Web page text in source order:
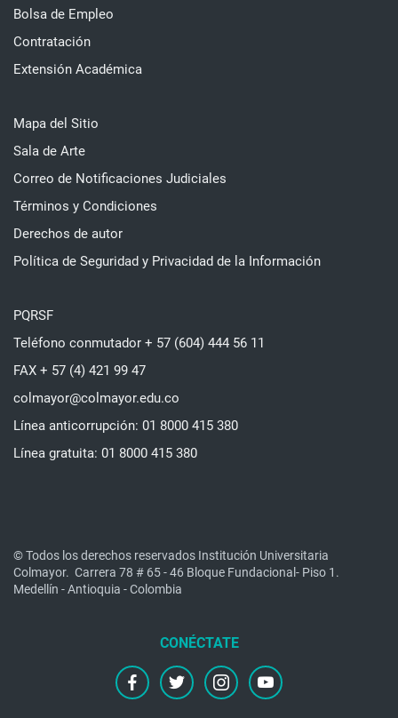
Bolsa de Empleo
Contratación
Extensión Académica
Mapa del Sitio
Sala de Arte
Correo de Notificaciones Judiciales
Términos y Condiciones
Derechos de autor
Política de Seguridad y Privacidad de la Información
PQRSF
Teléfono conmutador + 57 (604) 444 56 11
FAX + 57 (4) 421 99 47
colmayor@colmayor.edu.co
Línea anticorrupción: 01 8000 415 380
Línea gratuita: 01 8000 415 380
© Todos los derechos reservados Institución Universitaria
Colmayor. Carrera 78 # 65 - 46 Bloque Fundacional- Piso 1.
Medellín - Antioquia - Colombia